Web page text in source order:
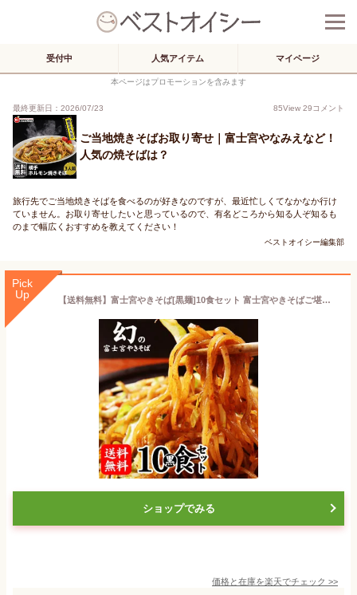
受付中 人気アイテム マイページ
本ページはプロモーションを含みます
最終更新日：2026/07/23 85View 29コメント
ご当地焼きそばお取り寄せ｜富士宮やなみえなど！
人気の焼そばは？
旅行先でご当地焼きそばを食べるのが好きなのですが、最近忙しくてなかなか行け
ていません。お取り寄せしたいと思っているので、有名どころから知る人ぞ知るも
のまで幅広くおすすめを教えてください！
ベストオイシー編集部
Pick
Up
【送料無料】富士宮やきそば[黒麺]10食セット 富士宮やきそばご堪能セット! ご当地 グルメ お取り寄せ B級 BBQやキャンプに大人気！
ショップでみる
価格と在庫を楽天でチェック >>